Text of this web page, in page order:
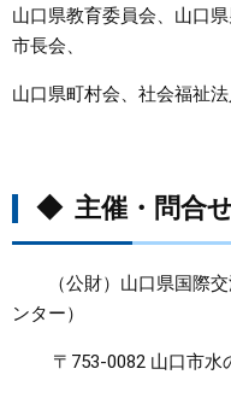
山口県教育委員会、山口
市長会、
山口県町村会、社会福祉
◆ 主催・問合
（公財）山口県国際交
ンター）
〒753-0082 山口市水